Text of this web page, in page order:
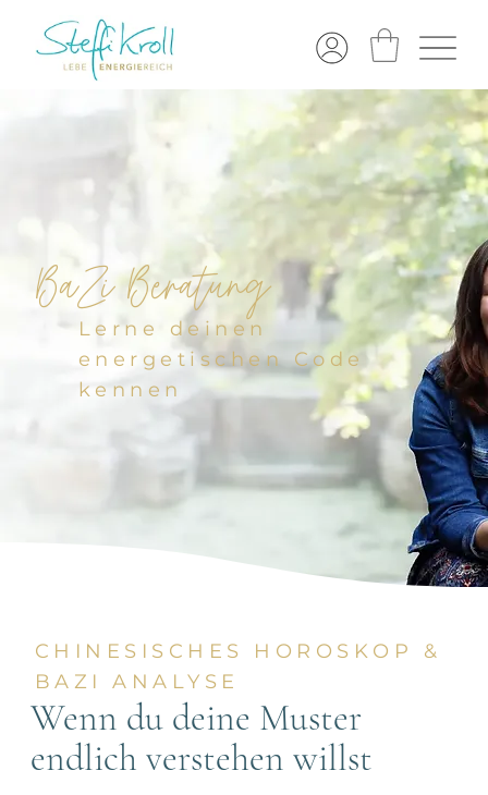
BaZi Beratung
Lerne deinen
energetischen Code
kennen
CHINESISCHES HOROSKOP &
BAZI ANALYSE
Wenn du deine Muster
endlich verstehen willst